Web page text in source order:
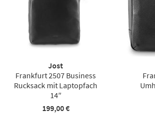
Jost
Frankfurt 2507 Business
Rucksack mit Laptopfach
14″
199,00 €